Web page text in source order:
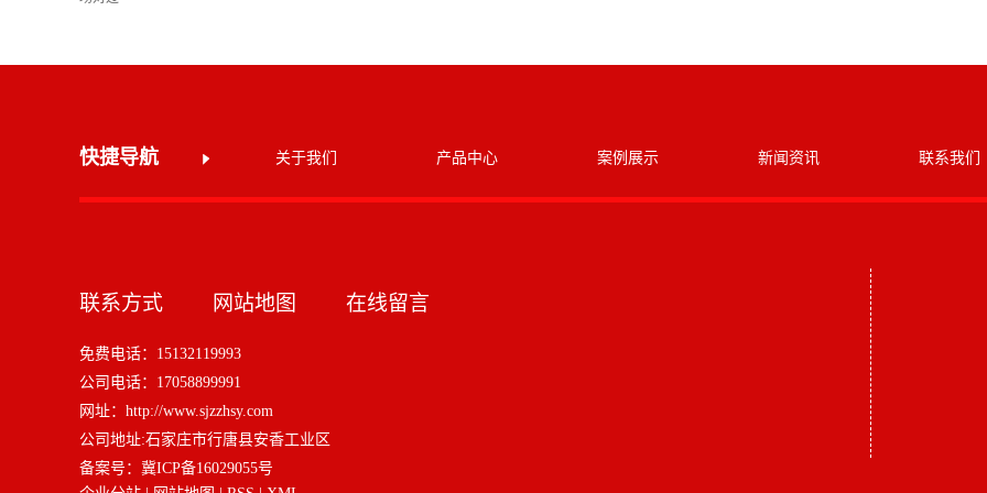
快捷导航 关于我们 产品中心 案例展示 新闻资讯 联系我们
联系方式 网站地图 在线留言
免费电话：15132119993
公司电话：17058899991
网址： http://www.sjzzhsy.com
公司地址:石家庄市行唐县安香工业区
备案号： 冀ICP备16029055号